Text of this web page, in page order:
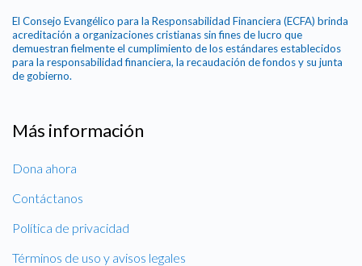
El Consejo Evangélico para la Responsabilidad Financiera (ECFA) brinda
acreditación a organizaciones cristianas sin fines de lucro que
demuestran fielmente el cumplimiento de los estándares establecidos
para la responsabilidad financiera, la recaudación de fondos y su junta
de gobierno.
Más información
Dona ahora
Contáctanos
Política de privacidad
Términos de uso y avisos legales